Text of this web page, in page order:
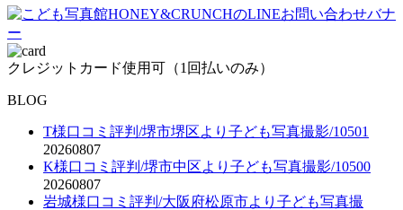
クレジットカード使用可（1回払いのみ）
BLOG
T様口コミ評判/堺市堺区より子ども写真撮影/10501
20260807
K様口コミ評判/堺市中区より子ども写真撮影/10500
20260807
岩城様口コミ評判/大阪府松原市より子ども写真撮